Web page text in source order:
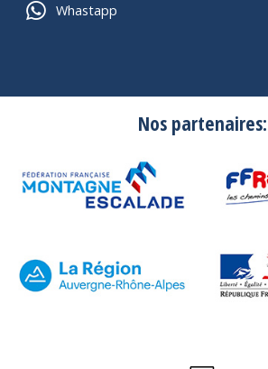
Whastapp
Nos partenaires: